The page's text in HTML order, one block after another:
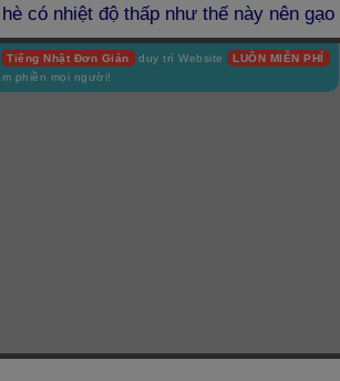
có nhiệt độ thấp như thế này nên
Tiếng Nhật Đơn Giản duy trì Website
LUÔN MIỄN PHÍ
phiền mọi người!